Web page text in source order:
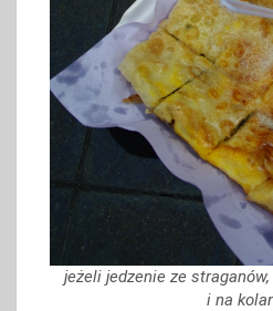
jeżeli jedzenie ze
i na